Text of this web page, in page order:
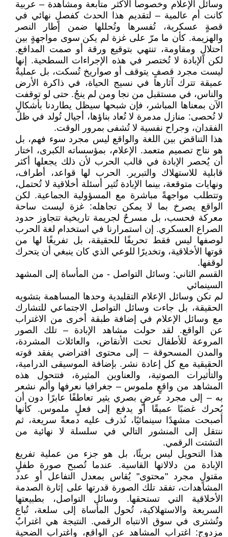
وسائل الإعلام وخصوصا الاكثر متابعة ومشاهدة – عربية
كانت أم عالمية – لتقديم هذا الحدث كفصلٍ نهائي في
قصةٍ عسكرية، تُفسرها وتُحللها ضمن إطار النصر
والهزيمة. كأن ما مرّ على غزة لم يكن سوى مواجهةٍ بين
احتلالٍ ومقاومة، تنتهي بتوقيع ورقة أو صمت المدافع.
لكن الإبادة لا تُختصر في هذه الإجراءات السطحية. إنها
ليست مجرد قصفٍ يتوقف أو صواريخ تُسكت، بل عمليةٌ
عميقة تترك آثارها في نسيج الحياة، في ذاكرة الأرض
والناس، في مستقبل من نجا ومن لم ينجُ. حتى لو توقفت
الآن بمعناها المباشر، فإن شبحها سيظل يطاردنا بأشكالٍ
لا تُحصى: منازل مدمرة لا تُعاد بناؤها، أجيال تُولد في ظل
الفقدان، وجراح نفسية لا تُشفى بمرور الوقت.
هذا التناقض بين اللغة والواقع ليس مجرد سوء فهم، بل
هو نتاج تصميم متعمد. الإعلام، بمؤسساته الكبرى، اختار
أن يُحصر الإبادة في قالب الحرب لأن ذلك يجعلها أكثر
قابلية للاستهلاك والتبرير. الحرب لها قواعد، أطراف،
ونهايات متوقعة، بينما الإبادة تُثير أسئلة أخلاقية لا تُحتمل،
وتتطلب مواجهةً مباشرة مع المسؤولية الجماعية. لكن
الواقع يصرخ بما لا يمكن تجاهله: غزة ليست ساحة
معركة فحسب، بل مسرحٌ لجريمة تاريخية تتجاوز حدود
الصراع العسكري. إن استمرارنا في استخدام لغة الحرب
لوصفها ليس فقط تحريفًا للحقيقة، بل تفريغًا لها من
قوتها الأخلاقية، وتخديرًا للوعي الذي كان ينبغي أن يتحرك
لوقفها.
القسم الثاني: وسائل التواصل - من المأساة إلى المشهد
السينمائي
لم تكن وسائل الإعلام التقليدية وحدها المساهمة بتشويه
الحقيقة، بل جاءت وسائل التواصل الاجتماعي للتشارك
مع وسائل الإعلام في إضافة طبقة أخرى من الاغتراب
عن الواقع. لقد حولت مشاهد الإبادة – تلك الصور
المروعة للأطفال تحت الأنقاض، والعائلات المشردة،
والمدن المسحوقة – إلى محتوى افتراضي يفقد قوته
الحقيقية مع كل إعادة نشر. بإضافة الموسيقى الدرامية،
والتأثيرات الصوتية، والعناوين المثيرة، فتتحول هذه
المشاهد من واقعٍ ملموس – جغرافيا نعرفها وألم نشعر
به – إلى مجرد عرضٍ بصري يثير تعاطفًا عابرًا دون أن
يُحرك غضبًا عميقًا أو يدفع إلى فعلٍ ملموس. كأنها
أصبحت مشهدًا سينمائيًا، نُذرف عليه دمعةً سريعة، ثم
ننتقل إلى المنشور التالي في سلسلة لا نهائية من
التشتت الرقمي.
هذا التحويل ليس بريئًا، بل هو جزء من عملية تفريغ
الإبادة من دلالاتها القاسية. عندما تُصبح صورة طفلٍ
مقتولٍ مجرد "محتوى" يُقاس بمعدل التفاعل أو عدد
المشاهدات، تفقد تلك الصورة قدرتها على إثارة الصدمة
الأخلاقية التي تستحقها. وسائل التواصل، بطبيعتها
السريعة والاستهلاكية، تُحول المأساة إلى سلعة، تُباع
وتُشترى في سوق الانتباه الرقمي. النتيجة هي اغترابٌ
مزدوج: اغتراب المشاهد عن الواقع، واغتراب الضحية